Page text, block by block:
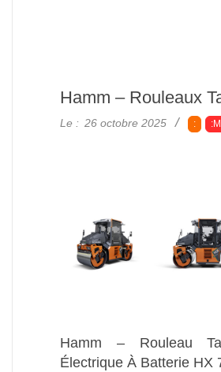
Hamm – Rouleaux
2025-
Le : 26 octobre 2025 :
Hamm – Rouleau
Électrique À Batterie HX